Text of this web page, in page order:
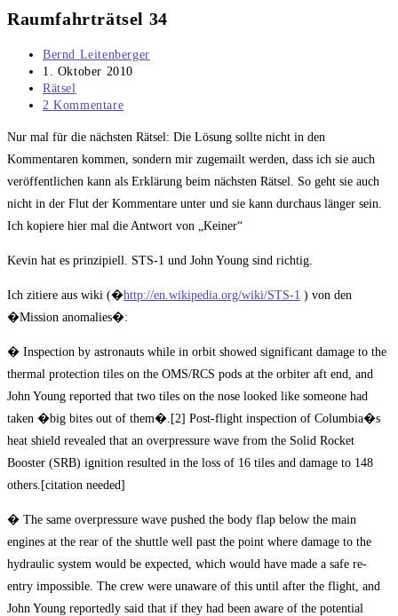
Raumfahrträtsel 34
Beitrags-
Autor:
Bernd Leitenberger
Beitrag
veröffentlicht:
1. Oktober 2010
Beitrags-
Kategorie:
Rätsel
Beitrags-
2 Kommentare
Nur mal für die nächsten Rätsel: Die Lösung sollte nicht in den
Kommentaren kommen, sondern mir zugemailt werden, dass ich sie auch
veröffentlichen kann als Erklärung beim nächsten Rätsel. So geht sie auch
nicht in der Flut der Kommentare unter und sie kann durchaus länger sein.
Ich kopiere hier mal die Antwort von „Keiner“
Kevin hat es prinzipiell. STS-1 und John Young sind richtig.
Ich zitiere aus wiki (�http://en.wikipedia.org/wiki/STS-1 ) von den
�Mission anomalies�:
� Inspection by astronauts while in orbit showed significant damage to the
thermal protection tiles on the OMS/RCS pods at the orbiter aft end, and
John Young reported that two tiles on the nose looked like someone had
taken �big bites out of them�.[2] Post-flight inspection of Columbia�s
heat shield revealed that an overpressure wave from the Solid Rocket
Booster (SRB) ignition resulted in the loss of 16 tiles and damage to 148
others.[citation needed]
� The same overpressure wave pushed the body flap below the main
engines at the rear of the shuttle well past the point where damage to the
hydraulic system would be expected, which would have made a safe re-
entry impossible. The crew were unaware of this until after the flight, and
John Young reportedly said that if they had been aware of the potential